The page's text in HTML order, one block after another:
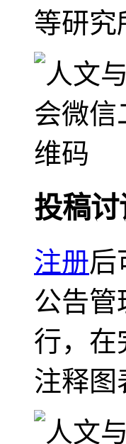
等研究
投稿讨
注册后
公告管
行，在
注释图